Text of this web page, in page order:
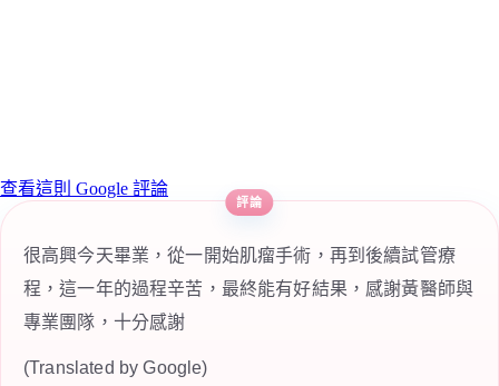
查看這則 Google 評論
很高興今天畢業，從一開始肌瘤手術，再到後續試管療
程，這一年的過程辛苦，最終能有好結果，感謝黃醫師與
專業團隊，十分感謝
(Translated by Google)